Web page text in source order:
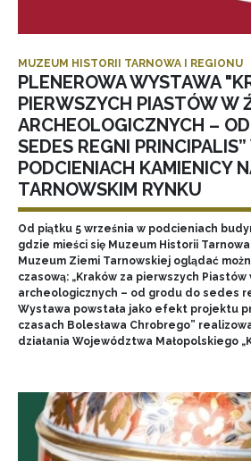
MUZEUM HISTORII TARNOWA I REGIONU
PLENEROWA WYSTAWA
PIERWSZYCH PIASTÓW W
ARCHEOLOGICZNYCH –
SEDES REGNI
PODCIENIACH KAMIENICY
TARNOWSKIM RYNKU
Od piątku 5 września w podcieniach
gdzie mieści się Muzeum Historii
Muzeum Ziemi Tarnowskiej oglądać
czasową: „Kraków za pierwszych Piastów
archeologicznych – od grodu do sedes
Wystawa powstała jako efekt projektu
czasach Bolesława Chrobrego”
działania Województwa Małopolskiego